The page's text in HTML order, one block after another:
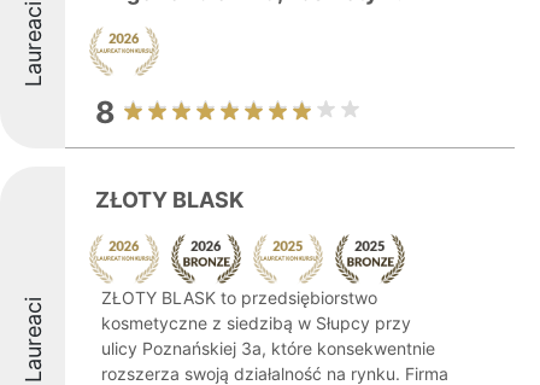
Laureaci
8
Laureaci
ZŁOTY BLASK
ZŁOTY BLASK to przedsiębiorstwo
kosmetyczne z siedzibą w Słupcy przy
ulicy Poznańskiej 3a, które konsekwentnie
rozszerza swoją działalność na rynku. Firma